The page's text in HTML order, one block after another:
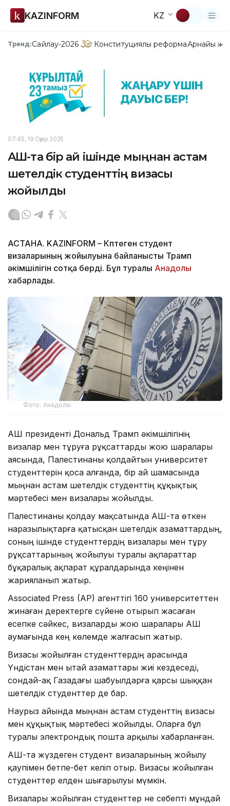
KAZINFORM KZ
Тренд:Сайлау-2026 Конституциялық реформаАрнайы
07:45, 19 Сәуір 2025
АҚШ-та бір ай ішінде мыңнан астам
шетелдік студенттің визасы
жойылды
АСТАНА. KAZINFORM – Көптеген студент
визаларының жойылуына байланысты Трамп
әкімшілігін сотқа берді. Бұл туралы Анадолы
хабарлады.
Фото: Анадолы
АҚШ президенті Дональд Трамп әкімшілігінің
визалар мен тұруға рұқсаттарды жою шаралары
аясында, Палестинаны қолдайтын университет
студенттерін қоса алғанда, бір ай шамасында
мыңнан астам шетелдік студенттің құқықтық
мәртебесі мен визалары жойылды.
Палестинаны қолдау мақсатында АҚШ-та өткен
наразылықтарға қатысқан шетелдік азаматтардың,
соның ішінде студенттердің визалары мен тұру
рұқсаттарының жойылуы туралы ақпараттар
бұқаралық ақпарат құралдарында кеңінен
жарияланып жатыр.
Associated Press (AP) агенттігі 160 университеттен
жинаған деректерге сүйене отырып жасаған
есепке сәйкес, визаларды жою шаралары АҚШ
аумағында кең көлемде жалғасып жатыр.
Визасы жойылған студенттердің арасында
Үндістан мен Қытай азаматтары жиі кездеседі,
сондай-ақ Газадағы шабуылдарға қарсы шыққан
шетелдік студенттер де бар.
Наурыз айында мыңнан астам студенттің визасы
мен құқықтық мәртебесі жойылды. Оларға бұл
туралы электрондық пошта арқылы хабарланған.
АҚШ-та жүздеген студент визаларының жойылу
қаупімен бетпе-бет келіп отыр. Визасы жойылған
студенттер елден шығарылуы мүмкін.
Визалары жойылған студенттер не себепті мұндай